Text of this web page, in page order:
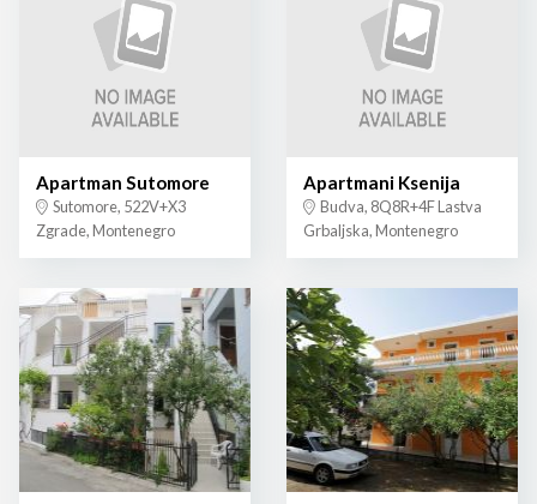
Apartman Sutomore
Sutomore, 522V+X3
Zgrade, Montenegro
Apartmani Ksenija
Budva, 8Q8R+4F Lastva
Grbaljska, Montenegro